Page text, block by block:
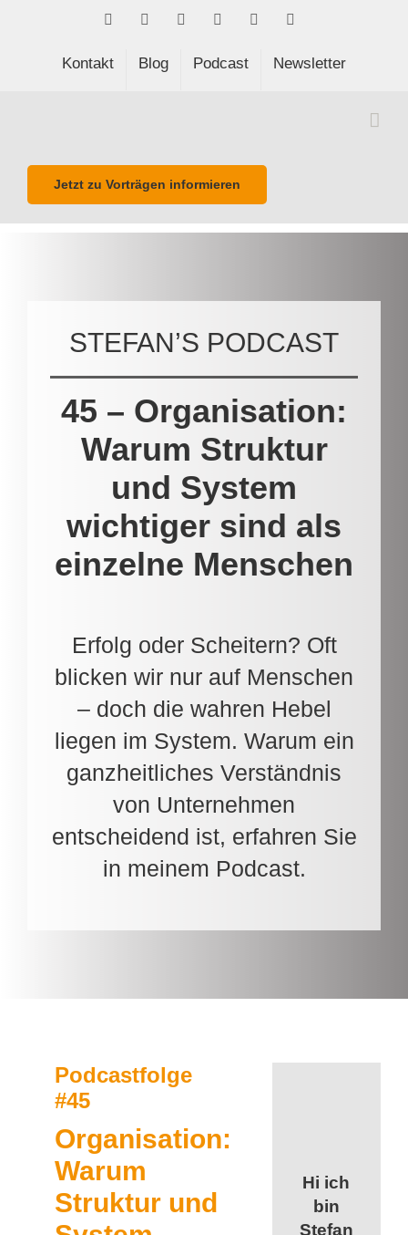
FacebookLinkedIn Spotify
Kontakt Blog Podcast Newsletter
Jetzt zu Vorträgen informieren
STEFAN’S PODCAST
45 – Organisation:
Warum Struktur
und System
wichtiger sind als
einzelne Menschen
Erfolg oder Scheitern? Oft
blicken wir nur auf Menschen
– doch die wahren Hebel
liegen im System. Warum ein
ganzheitliches Verständnis
von Unternehmen
entscheidend ist, erfahren Sie
in meinem Podcast.
Podcastfolge
#45
Organisation:
Warum
Struktur und
Hi ich
bin
Stefan